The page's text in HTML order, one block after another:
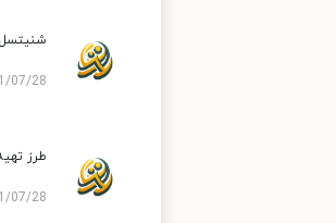
07/28
طرز
07/28